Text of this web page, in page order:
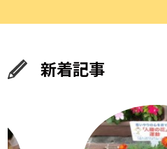
新着記事